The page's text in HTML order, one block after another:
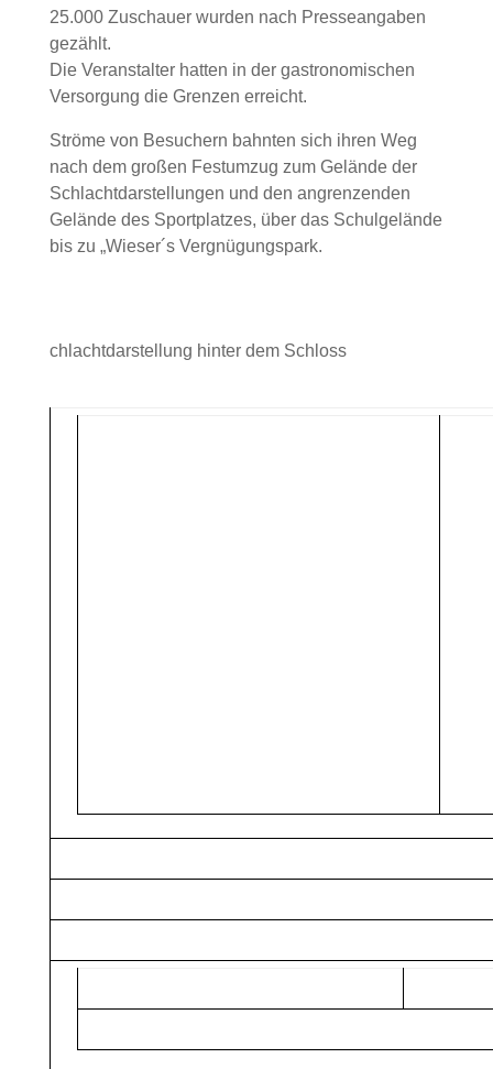
25.000 Zuschauer wurden nach Presseangaben
gezählt.
Die Veranstalter hatten in der gastronomischen
Versorgung die Grenzen erreicht.
Ströme von Besuchern bahnten sich ihren Weg
nach dem großen Festumzug zum Gelände der
Schlachtdarstellungen und den angrenzenden
Gelände des Sportplatzes, über das Schulgelände
bis zu „Wieser´s Vergnügungspark.
chlachtdarstellung hinter dem Schloss